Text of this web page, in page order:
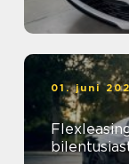
01. juni